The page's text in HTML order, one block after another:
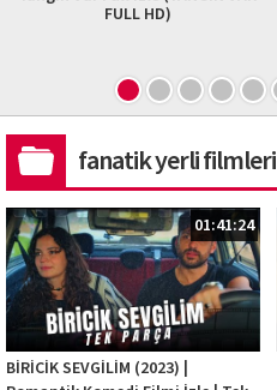
FULL HD)
fanatik yerli filmleri
01:41:24
BİRİCİK SEVGİLİM (2023) |